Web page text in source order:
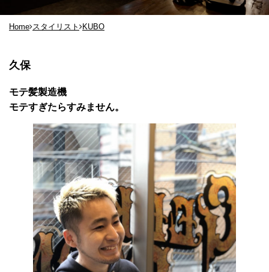
Home スタイリスト KUBO
久保
モテ髪製造機
モテすぎたらすみません。